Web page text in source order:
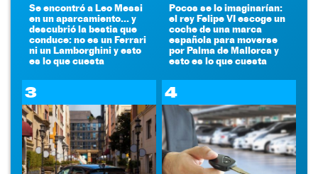
Se encontró a Leo Messi
en un aparcamiento... y
descubrió la bestia que
conduce: no es un Ferrari
ni un Lamborghini y esto
es lo que cuesta
Pocos se lo imaginarían:
el rey Felipe VI escoge un
coche de una marca
española para moverse
por Palma de Mallorca y
esto es lo que cuesta
3 4